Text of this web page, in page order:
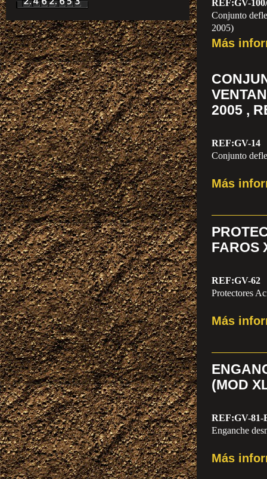
REF:GV-
Conjunto
2005)
Más
2005 ,
REF:GV-14
Conjunto
Más
FAROS
REF:GV-62
Protectores
Más
(MOD
REF:GV-81-
Enganche
Más